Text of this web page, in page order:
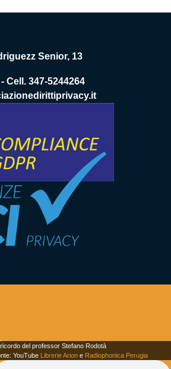
Senior, 13
Cell. 347-5244264
del professor Stefano Rodotà
YouTube Librerie Arion e Radiophonica Perugia